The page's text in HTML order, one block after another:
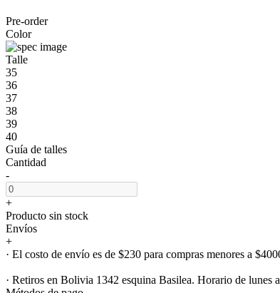
Pre-order
Color
Talle
35
36
37
38
39
40
Guía de talles
Cantidad
-
+
Producto sin stock
Envíos
+
· El costo de envío es de $230 para compras menores a
· Retiros en Bolivia 1342 esquina Basilea. Horario de lunes